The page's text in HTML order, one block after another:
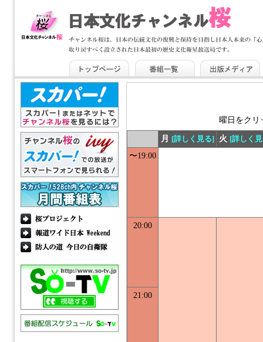
曜日をクリ
月 [詳しく見る] 火 [詳しく
〜19:00
20:00
21:00